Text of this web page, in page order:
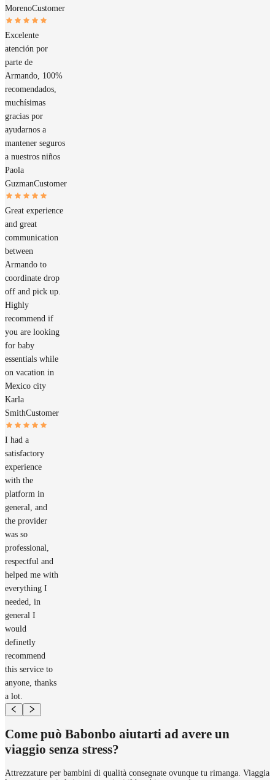
MorenoCustomer
Excelente
atención por
parte de
Armando, 100%
recomendados,
muchísimas
gracias por
ayudarnos a
mantener seguros
a nuestros niños
Paola
GuzmanCustomer
Great experience
and great
communication
between
Armando to
coordinate drop
off and pick up.
Highly
recommend if
you are looking
for baby
essentials while
on vacation in
Mexico city
Karla
SmithCustomer
I had a
satisfactory
experience
with the
platform in
general, and
the provider
was so
professional,
respectful and
helped me with
everything I
needed, in
general I
would
definetly
recommend
this service to
anyone, thanks
a lot.
Come può Babonbo aiutarti ad avere un
viaggio senza stress?
Attrezzature per bambini di qualità consegnate ovunque tu rimanga. Viaggia